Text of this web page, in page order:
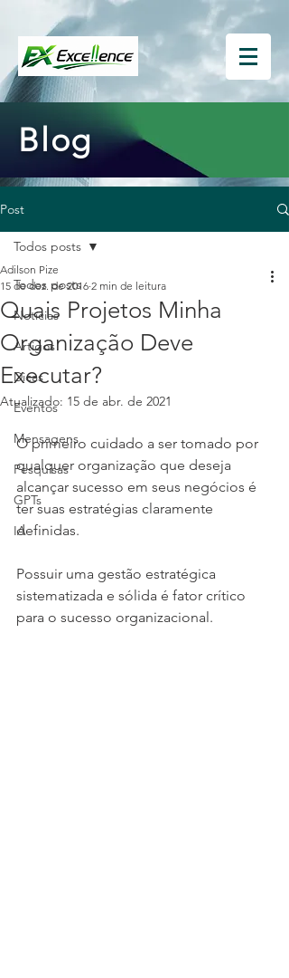
Blog
Post
Todos posts
Notícias
Artigos
Dicas
Eventos
Mensagens
Pesquisas
GPTs
IA
Todos posts
Quais Projetos Minha
Organização Deve
Executar?
Adilson Pize
15 de dez. de 2016 2 min de leitura
Atualizado: 15 de abr. de 2021
O primeiro cuidado a ser tomado por
qualquer organização que deseja
alcançar sucesso em seus negócios é
ter suas estratégias claramente
definidas.
Possuir uma gestão estratégica
sistematizada e sólida é fator crítico
para o sucesso organizacional.